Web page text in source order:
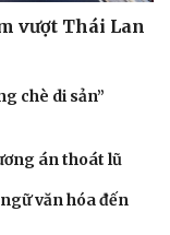
vượt Thái Lan
chè di sản”
án thoát lũ
văn hóa đến